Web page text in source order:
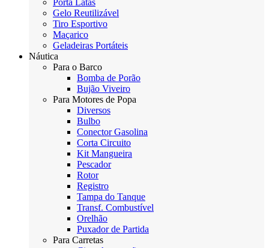
Porta Latas
Gelo Reutilizável
Tiro Esportivo
Maçarico
Geladeiras Portáteis
Náutica
Para o Barco
Bomba de Porão
Bujão Viveiro
Para Motores de Popa
Diversos
Bulbo
Conector Gasolina
Corta Circuito
Kit Mangueira
Pescador
Rotor
Registro
Tampa do Tanque
Transf. Combustível
Orelhão
Puxador de Partida
Para Carretas